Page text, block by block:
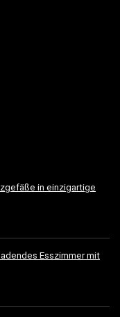
in einzigartige
Esszimmer mit